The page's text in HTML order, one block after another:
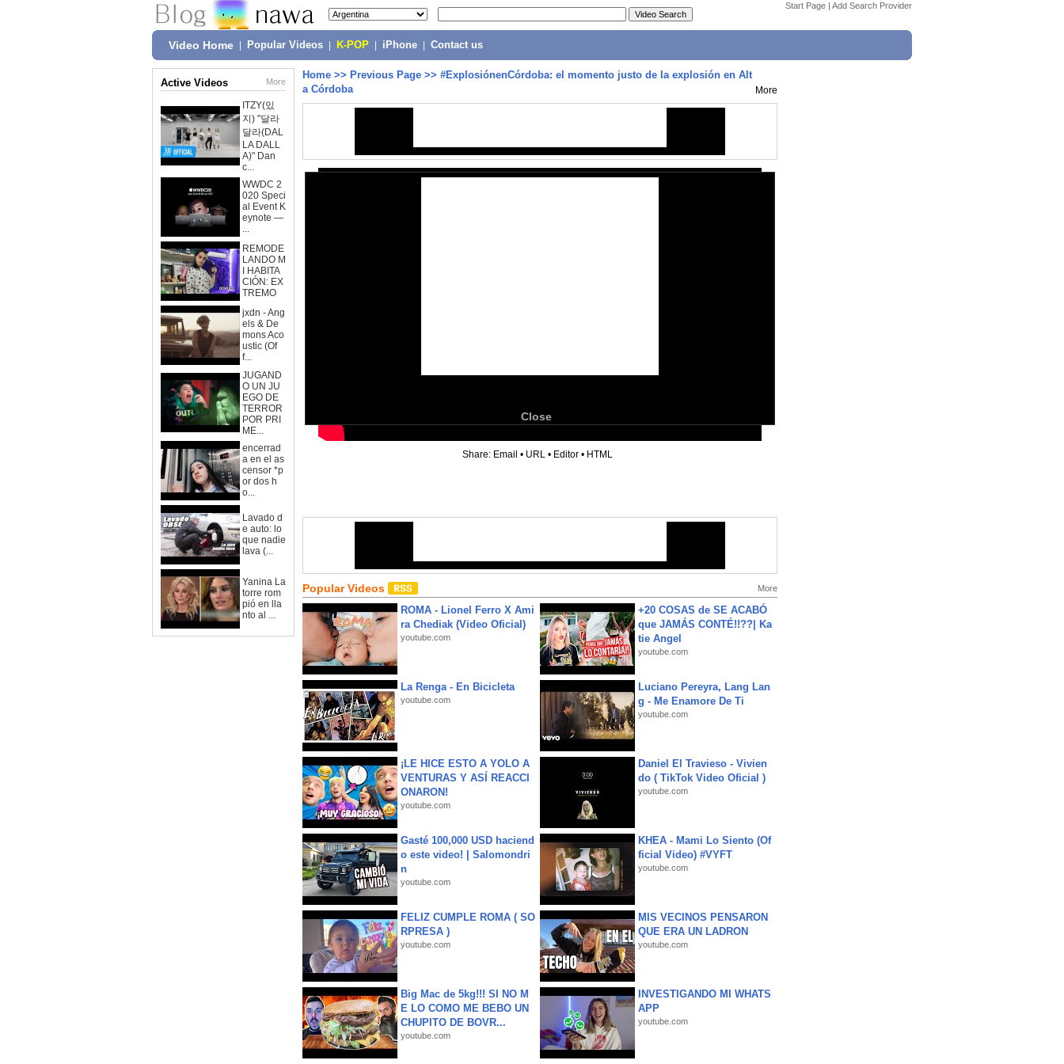
Start Page | Add Search Provider
Video Home Popular Videos K-POP iPhone Contact us
Active Videos More
ITZY(있
지) "달라
달라(DAL
LA DALL
A)" Dan
c...
WWDC 2
020 Speci
al Event K
eynote —
...
REMODE
LANDO M
I HABITA
CIÓN: EX
TREMO
jxdn - Ang
els & De
mons Aco
ustic (Of
f...
JUGAND
O UN JU
EGO DE
TERROR
POR PRI
ME...
encerrad
a en el as
censor *p
or dos h
o...
Lavado d
e auto: lo
que nadie
lava (...
Yanina La
torre rom
pió en lla
nto al ...
Home >> Previous Page >> #ExplosiónenCórdoba: el momento justo de la explosión en Alt
a Córdoba
More
Close
Share: Email • URL • Editor • HTML
Popular Videos More
ROMA - Lionel Ferro X Ami
ra Chediak (Video Oficial)
youtube.com
+20 COSAS de SE ACABÓ
que JAMÁS CONTÉ!!??| Ka
tie Angel
youtube.com
La Renga - En Bicicleta
youtube.com
Luciano Pereyra, Lang Lan
g - Me Enamore De Ti
youtube.com
¡LE HICE ESTO A YOLO A
VENTURAS Y ASÍ REACCI
ONARON!
youtube.com
Daniel El Travieso - Vivien
do ( TikTok Video Oficial )
youtube.com
Gasté 100,000 USD haciend
o este video! | Salomondri
n
youtube.com
KHEA - Mami Lo Siento (Of
ficial Video) #VYFT
youtube.com
FELIZ CUMPLE ROMA ( SO
RPRESA )
youtube.com
MIS VECINOS PENSARON
QUE ERA UN LADRON
youtube.com
Big Mac de 5kg!!! SI NO M
E LO COMO ME BEBO UN
CHUPITO DE BOVR...
youtube.com
INVESTIGANDO MI WHATS
APP
youtube.com